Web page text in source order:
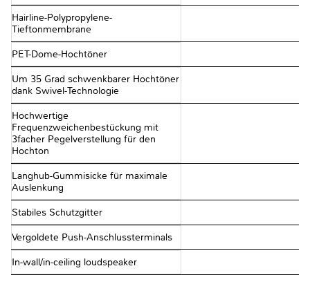
Hairline-Polypropylene-
Tieftonmembrane
PET-Dome-Hochtöner
Um 35 Grad schwenkbarer Hochtöner
dank Swivel-Technologie
Hochwertige
Frequenzweichenbestückung mit
3facher Pegelverstellung für den
Hochton
Langhub-Gummisicke für maximale
Auslenkung
Stabiles Schutzgitter
Vergoldete Push-Anschlussterminals
In-wall/in-ceiling loudspeaker